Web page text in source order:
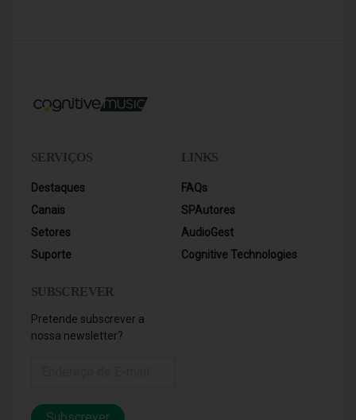
SERVIÇOS
Destaques
Canais
Setores
Suporte
LINKS
FAQs
SPAutores
AudioGest
Cognitive Technologies
SUBSCREVER
Pretende subscrever a
nossa newsletter?